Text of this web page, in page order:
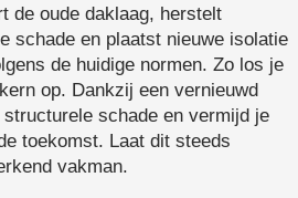
de oude daklaag, herstelt
schade en plaatst nieuwe isolatie
de huidige normen. Zo los je
op. Dankzij een vernieuwd
schade en vermijd je
toekomst. Laat dit steeds
vakman.